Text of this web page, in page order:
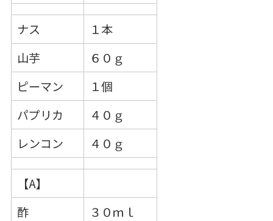
ナス
１本
山芋
６０ｇ
ピーマン
１個
パプリカ
４０ｇ
レンコン
４０ｇ
【A】
酢
３０ｍｌ